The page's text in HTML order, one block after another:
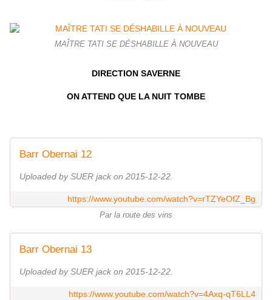
MAÎTRE TATI SE DÉSHABILLE À NOUVEAU
DIRECTION SAVERNE
ON ATTEND QUE LA NUIT TOMBE
Barr Obernai 12
Uploaded by SUER jack on 2015-12-22.
https://www.youtube.com/watch?v=rTZYeOfZ_Bg
Par la route des vins
Barr Obernai 13
Uploaded by SUER jack on 2015-12-22.
https://www.youtube.com/watch?v=4Axq-qT6LL4